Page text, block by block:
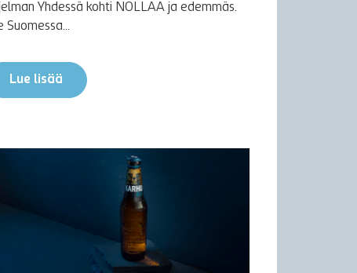
Yhdessä kohti NOLLAA ja edemmäs.
Suomessa...
Lue lisää